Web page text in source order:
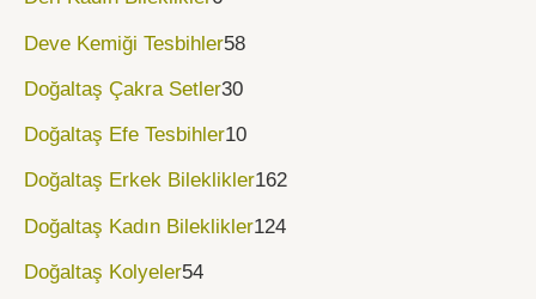
Deve Kemiği Tesbihler58
Doğaltaş Çakra Setler30
Doğaltaş Efe Tesbihler10
Doğaltaş Erkek Bileklikler162
Doğaltaş Kadın Bileklikler124
Doğaltaş Kolyeler54